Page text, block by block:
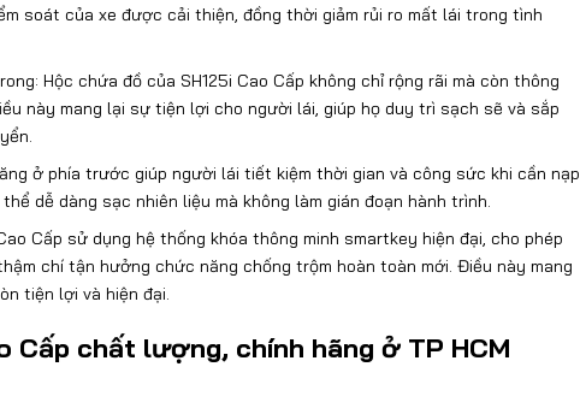
soát của xe được cải thiện, đồng thời giảm rủi ro mất lái trong tình
Hộc chứa đồ của SH125i Cao Cấp không chỉ rộng rãi mà còn thông
này mang lại sự tiện lợi cho người lái, giúp họ duy trì sạch sẽ và sắp
ở phía trước giúp người lái tiết kiệm thời gian và công sức khi cần nạp
dễ dàng sạc nhiên liệu mà không làm gián đoạn hành trình.
Cấp sử dụng hệ thống khóa thông minh smartkey hiện đại, cho phép
chí tận hưởng chức năng chống trộm hoàn toàn mới. Điều này mang
tiện lợi và hiện đại.
Cấp chất lượng, chính hãng ở TP HCM